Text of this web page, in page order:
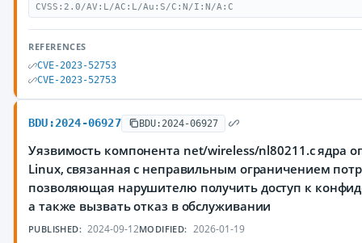
CVSS:2.0/AV:L/AC:L/Au:S/C:N/I:N/A:C
REFERENCES
CVE-2023-52753
CVE-2023-52753
BDU:2024-06927 BDU:2024-06927
Уязвимость компонента net/wireless/nl80211.c ядра
Linux, связанная с неправильным ограничением
позволяющая нарушителю получить доступ к
а также вызвать отказ в обслуживании
PUBLISHED: 2024-09-12MODIFIED: 2026-01-19